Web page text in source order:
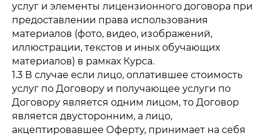
услуг и элементы лицензионного договора при
предоставлении права использования
материалов (фото, видео, изображений,
иллюстрации, текстов и иных обучающих
материалов) в рамках Курса.
1.3 В случае если лицо, оплатившее стоимость
услуг по Договору и получающее услуги по
Договору является одним лицом, то Договор
является двусторонним, а лицо,
акцептировавшее Оферту, принимает на себя